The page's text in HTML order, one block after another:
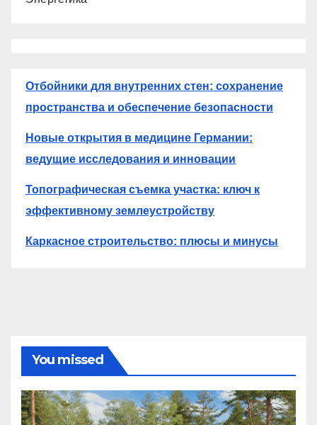
Отбойники для внутренних стен: сохранение
пространства и обеспечение безопасности
Новые открытия в медицине Германии:
ведущие исследования и инновации
Топографическая съемка участка: ключ к
эффективному землеустройству
Каркасное строительство: плюсы и минусы
You missed